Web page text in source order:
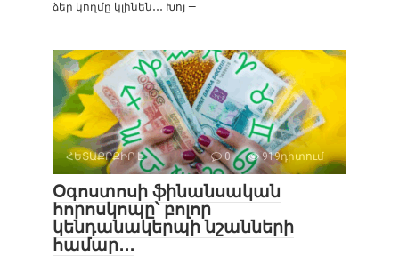
ձեր կողմը կլինեն․․․ Խոյ —
ՀԵՏԱՔՐՔԻՐ Է 0 919դիտում
Օգոստոսի ֆինանսական
հորոսկոպը՝ բոլոր
կենդանակերպի նշանների
համար․․․